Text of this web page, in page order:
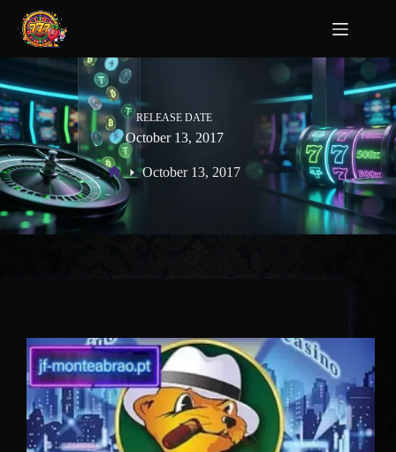
RELEASE DATE
October 13, 2017
October 13, 2017